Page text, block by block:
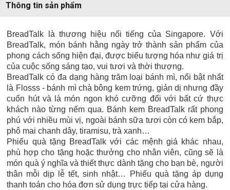
Thông tin sản phẩm
BreadTalk là thương hiệu nổi tiếng của Singapore. Với
BreadTalk, món bánh hằng ngày trở thành sản phẩm của
phong cách sống hiện đại, được biểu tượng hóa như giá trị
của cuộc sống sáng tạo, vui tươi và thời thượng.
BreadTalk có đa dạng hàng trăm loại bánh mì, nổi bật nhất
là Flosss - bánh mì chà bông kem trứng, giản dị nhưng đầy
cuốn hút và là món ngon khó cưỡng đối với bất cứ thực
khách nào từng nếm qua. Bánh kem BreadTalk rất phong
phú với nhiều mùi vị, ngoài bánh sữa tươi còn có kem bắp,
phô mai chanh dây, tiramisu, trà xanh…
Phiếu quà tặng BreadTalk với các mệnh giá khác nhau,
phù hợp cho tặng hoặc thưởng cho nhân viên, cũng sẽ là
món quà ý nghĩa và thiết thực dành tặng cho bạn bè, người
thân mỗi dịp lễ tết, sinh nhật… Phiếu quà tặng áp dụng
thanh toán cho hóa đơn sử dụng trực tiếp tại cửa hàng.